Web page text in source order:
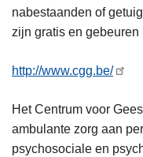
nabestaanden of
zijn gratis en gebeuren
http://www.cgg.be/
Het Centrum voor
ambulante zorg aan
psychosociale en